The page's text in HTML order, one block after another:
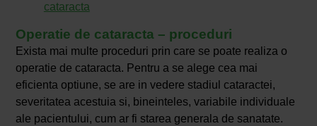
cataracta
Operatie de cataracta – proceduri
Exista mai multe proceduri prin care se poate realiza o
operatie de cataracta. Pentru a se alege cea mai
eficienta optiune, se are in vedere stadiul cataractei,
severitatea acestuia si, bineinteles, variabile individuale
ale pacientului, cum ar fi starea generala de sanatate.